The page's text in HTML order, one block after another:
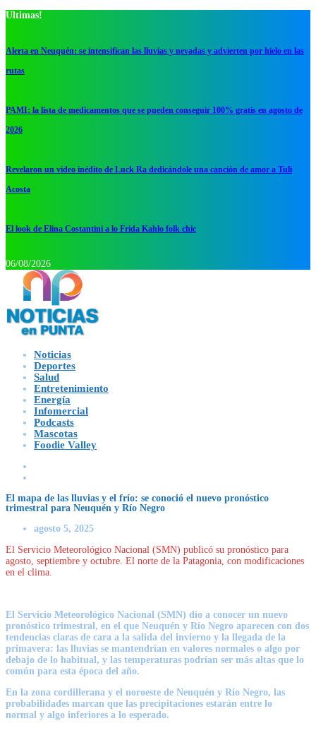
Ultimas!
Alerta en Neuquén: se intensifican las lluvias y nevadas y advierten por hielo en las
rutas
PAMI: la lista de medicamentos que se pueden conseguir 100% gratis en agosto de
2026
Revelaron un video inédito de Luck Ra dedicándole una canción de amor a Tuli
Acosta
El look de Elina Costantini a lo Frida Kahlo folk chic
06/08/2026
Noticias
Deportes
Salud
Entretenimiento
Energía
Infomercial
Podcasts
Mascotas
Foodie Valley
El mapa de las lluvias y el frío: se conoció el nuevo pronóstico
trimestral para Neuquén y Río Negro
agosto 5, 2025
El Servicio Meteorológico Nacional (SMN) publicó su pronóstico para
agosto, septiembre y octubre. El norte de la Patagonia, con modificaciones
en el clima.
El Servicio Meteorológico Nacional (SMN) dio a conocer un nuevo
pronóstico trimestral, en el que Neuquén y Río Negro aparecen con dos
tendencias claras de cara a la salida del invierno y la llegada de la
primavera: las lluvias se mantendrían en valores normales o algo por
debajo de lo habitual, y las temperaturas podrían ser más altas que lo
común para esta época del año.
En la zona cordillerana y el noroeste de Neuquén y Río Negro, las
probabilidades marcan que las precipitaciones estarán entre lo
normal y algo inferiores a lo esperado.